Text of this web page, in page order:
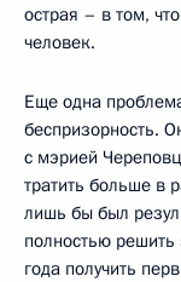
острая – в том,
человек.
Еще одна
беспризорность.
с мэрией
тратить больше в
лишь бы был
полностью
года получить